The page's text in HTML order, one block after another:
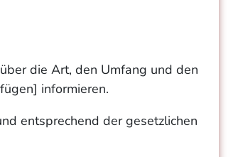
die Art, den Umfang und den
informieren.
entsprechend der gesetzlichen